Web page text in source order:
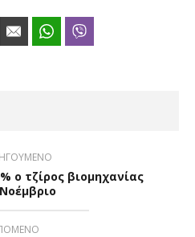
LinkedIn Email WhatsApp
ο τζίρος βιομηχανίας